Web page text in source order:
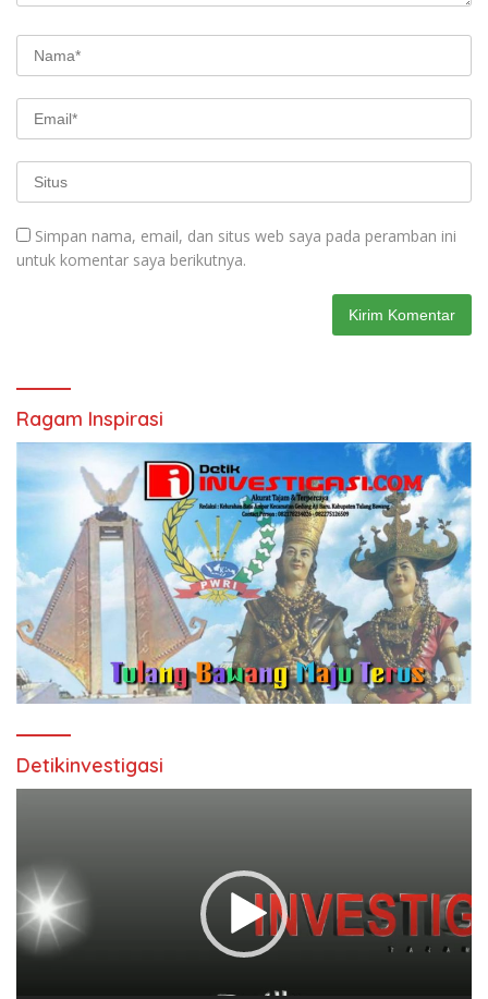
Simpan nama, email, dan situs web saya pada peramban ini
untuk komentar saya berikutnya.
Ragam Inspirasi
Detikinvestigasi